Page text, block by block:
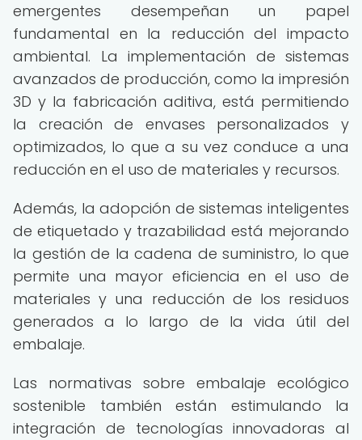
emergentes desempeñan un papel
fundamental en la reducción del impacto
ambiental. La implementación de sistemas
avanzados de producción, como la impresión
3D y la fabricación aditiva, está permitiendo
la creación de envases personalizados y
optimizados, lo que a su vez conduce a una
reducción en el uso de materiales y recursos.
Además, la adopción de sistemas inteligentes
de etiquetado y trazabilidad está mejorando
la gestión de la cadena de suministro, lo que
permite una mayor eficiencia en el uso de
materiales y una reducción de los residuos
generados a lo largo de la vida útil del
embalaje.
Las normativas sobre embalaje ecológico
sostenible también están estimulando la
integración de tecnologías innovadoras al